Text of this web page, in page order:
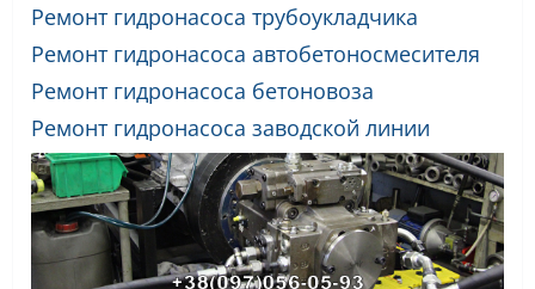
Ремонт гидронасоса трубоукладчика
Ремонт гидронасоса автобетоносмесителя
Ремонт гидронасоса бетоновоза
Ремонт гидронасоса заводской линии